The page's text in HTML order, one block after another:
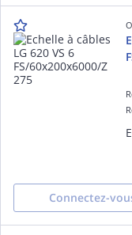
Connectez-